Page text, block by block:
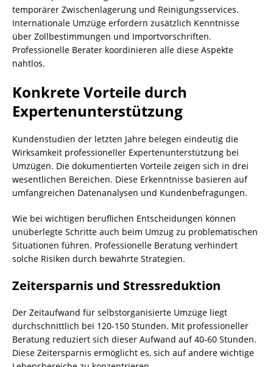
temporärer Zwischenlagerung und Reinigungsservices.
Internationale Umzüge erfordern zusätzlich Kenntnisse
über Zollbestimmungen und Importvorschriften.
Professionelle Berater koordinieren alle diese Aspekte
nahtlos.
Konkrete Vorteile durch
Expertenunterstützung
Kundenstudien der letzten Jahre belegen eindeutig die
Wirksamkeit professioneller Expertenunterstützung bei
Umzügen. Die dokumentierten Vorteile zeigen sich in drei
wesentlichen Bereichen. Diese Erkenntnisse basieren auf
umfangreichen Datenanalysen und Kundenbefragungen.
Wie bei wichtigen beruflichen Entscheidungen können
unüberlegte Schritte auch beim Umzug zu problematischen
Situationen führen. Professionelle Beratung verhindert
solche Risiken durch bewährte Strategien.
Zeitersparnis und Stressreduktion
Der Zeitaufwand für selbstorganisierte Umzüge liegt
durchschnittlich bei 120-150 Stunden. Mit professioneller
Beratung reduziert sich dieser Aufwand auf 40-60 Stunden.
Diese Zeitersparnis ermöglicht es, sich auf andere wichtige